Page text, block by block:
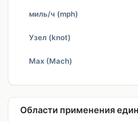
миль/ч (mph)
Узел (knot)
Мах (Mach)
Области применения